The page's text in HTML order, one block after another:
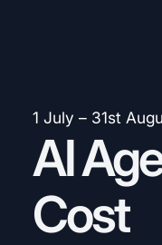
1 July – 31st
AI
Cost